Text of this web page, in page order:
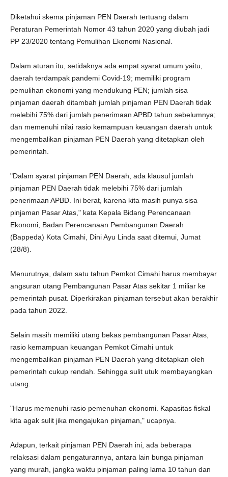
Diketahui skema pinjaman PEN Daerah tertuang dalam
Peraturan Pemerintah Nomor 43 tahun 2020 yang diubah jadi
PP 23/2020 tentang Pemulihan Ekonomi Nasional.
Dalam aturan itu, setidaknya ada empat syarat umum yaitu,
daerah terdampak pandemi Covid-19; memiliki program
pemulihan ekonomi yang mendukung PEN; jumlah sisa
pinjaman daerah ditambah jumlah pinjaman PEN Daerah tidak
melebihi 75% dari jumlah penerimaan APBD tahun sebelumnya;
dan memenuhi nilai rasio kemampuan keuangan daerah untuk
mengembalikan pinjaman PEN Daerah yang ditetapkan oleh
pemerintah.
"Dalam syarat pinjaman PEN Daerah, ada klausul jumlah
pinjaman PEN Daerah tidak melebihi 75% dari jumlah
penerimaan APBD. Ini berat, karena kita masih punya sisa
pinjaman Pasar Atas," kata Kepala Bidang Perencanaan
Ekonomi, Badan Perencanaan Pembangunan Daerah
(Bappeda) Kota Cimahi, Dini Ayu Linda saat ditemui, Jumat
(28/8).
Menurutnya, dalam satu tahun Pemkot Cimahi harus membayar
angsuran utang Pembangunan Pasar Atas sekitar 1 miliar ke
pemerintah pusat. Diperkirakan pinjaman tersebut akan berakhir
pada tahun 2022.
Selain masih memiliki utang bekas pembangunan Pasar Atas,
rasio kemampuan keuangan Pemkot Cimahi untuk
mengembalikan pinjaman PEN Daerah yang ditetapkan oleh
pemerintah cukup rendah. Sehingga sulit utuk membayangkan
utang.
"Harus memenuhi rasio pemenuhan ekonomi. Kapasitas fiskal
kita agak sulit jika mengajukan pinjaman," ucapnya.
Adapun, terkait pinjaman PEN Daerah ini, ada beberapa
relaksasi dalam pengaturannya, antara lain bunga pinjaman
yang murah, jangka waktu pinjaman paling lama 10 tahun dan